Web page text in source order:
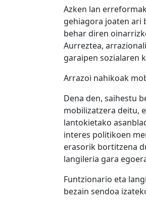
Azken lan
gehiagora joaten ari
behar diren
Aurreztea,
garaipen sozialaren
Arrazoi nahikoak
Dena den, saihestu
mobilizatzera deitu,
lantokietako
interes politikoen
erasorik bortitzena
langileria gara
Funtzionario eta
bezain sendoa